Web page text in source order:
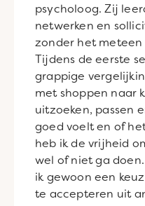
psycholoog. Zij
netwerken en
zonder het
Tijdens de eerste
grappige
met shoppen naar
uitzoeken, passen
goed voelt en of
heb ik de vrijheid
wel of niet ga
ik gewoon een
te accepteren uit